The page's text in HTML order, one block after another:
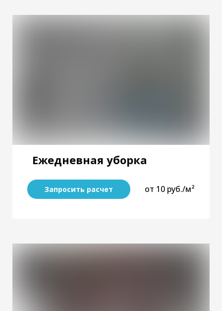
Ежедневная уборка
Запросить расчет от 10 руб./м²